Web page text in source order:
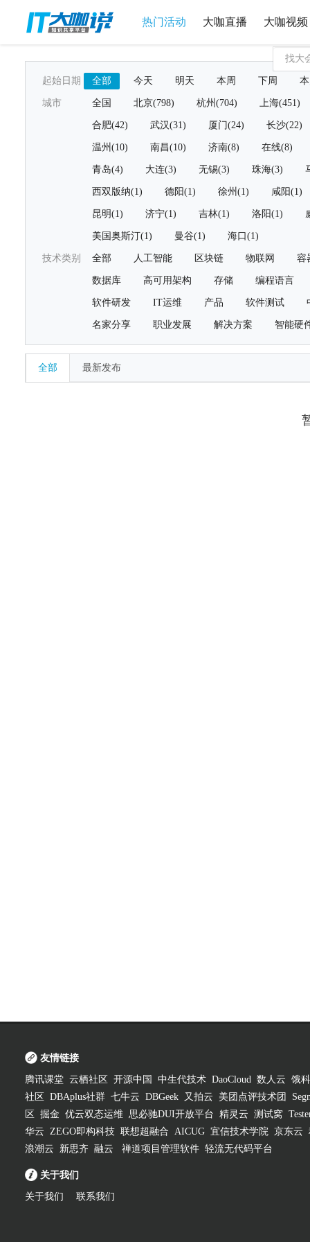
热门活动 大咖直播 大咖视频
起始日期 全部 今天 明天 本周 下周
城市 全国 北京(798) 杭州(704) 上海(451)
合肥(42) 武汉(31) 厦门(24) 长沙(22)
温州(10) 南昌(10) 济南(8) 在线(8)
青岛(4) 大连(3) 无锡(3) 珠海(3)
西双版纳(1) 德阳(1) 徐州(1) 咸阳(1)
昆明(1) 济宁(1) 吉林(1) 洛阳(1)
美国奥斯汀(1) 曼谷(1) 海口(1)
技术类别 全部 人工智能 区块链 物联网 容
数据库 高可用架构 存储 编程语言
软件研发 IT运维 产品 软件测试
名家分享 职业发展 解决方案 智能硬
全部 最新发布
友情链接
腾讯课堂 云栖社区 开源中国 中生代技术 DaoCloud 数人云 饿
社区
DBAplus社群 七牛云 DBGeek 又拍云 美团点评技术团
区
掘金 优云双态运维 思必驰DUI开放平台 精灵云 测试窝
华云 ZEGO即构科技 联想超融合 AICUG 宜信技术学院 京东云
浪潮云
新思齐 融云 禅道项目管理软件 轻流无代码平台
关于我们
关于我们 联系我们